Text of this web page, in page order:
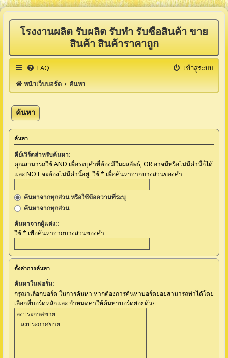
โรงงานผลิต รับผลิต รับทำ รับซื้อสินค้า ขาย
สินค้า สินค้าราคาถูก
FAQ
เข้าสู่ระบบ
หน้าเว็บบอร์ด
ค้นหา
ค้นหา
ค้นหา
คีย์เวิร์ดสำหรับค้นหา:
คุณสามารถใช้ AND เพื่อระบุคำที่ต้องมีในผลลัพธ์, OR อาจมีหรือไม่มีคำนี้ก็ได้
และ NOT จะต้องไม่มีคำนี้อยู่. ใช้ * เพื่อค้นหาจากบางส่วนของคำ
ค้นหาจากทุกส่วน หรือใช้ข้อความที่ระบุ
ค้นหาจากทุกส่วน
ค้นหาจากผู้แต่ง::
ใช้ * เพื่อค้นหาจากบางส่วนของคำ
ตั้งค่าการค้นหา
ค้นหาในฟอรั่ม:
กรุณาเลือกบอร์ด ในการค้นหา หากต้องการค้นหาบอร์ดย่อยสามารถทำได้โดย
เลือกที่บอร์ดหลักและ กำหนดค่าให้ค้นหาบอร์ดย่อยด้วย